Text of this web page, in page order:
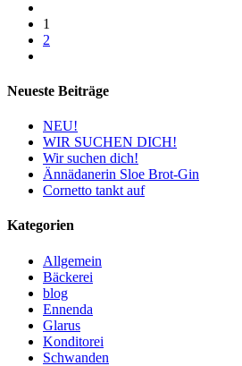
1
2
Neueste Beiträge
NEU!
WIR SUCHEN DICH!
Wir suchen dich!
Ännädanerin Sloe Brot-Gin
Cornetto tankt auf
Kategorien
Allgemein
Bäckerei
blog
Ennenda
Glarus
Konditorei
Schwanden